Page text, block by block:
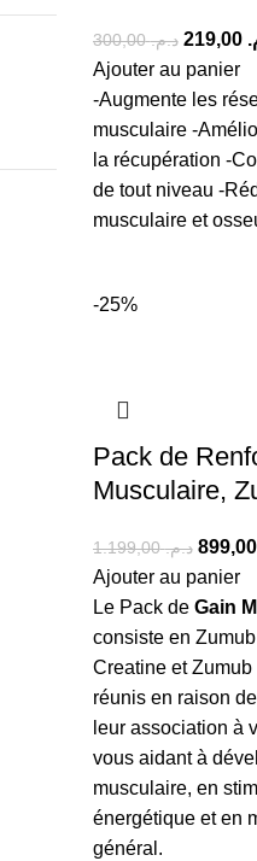
د.م.300,00
219,00
Ajouter au panier
-Augmente les
musculaire -
la récupération -
de tout niveau -
musculaire et
-25%
Pack de
Musculaire,
د.م.1.199,00
899,00
Ajouter au panier
Le Pack de Gain
consiste en
Creatine et
réunis en raison
leur association à
vous aidant à
musculaire, en
énergétique et en
général.